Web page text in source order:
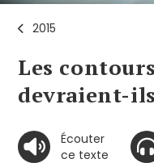
2015
Les
devraient-
Écouter
ce texte